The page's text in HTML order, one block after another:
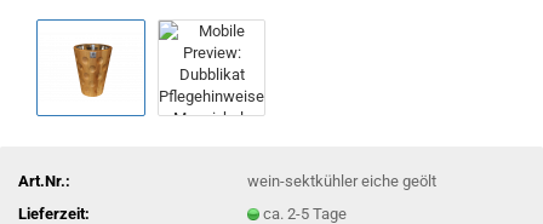
Art.Nr.:
wein-sektkühler eiche geölt
Lieferzeit:
ca. 2-5 Tage